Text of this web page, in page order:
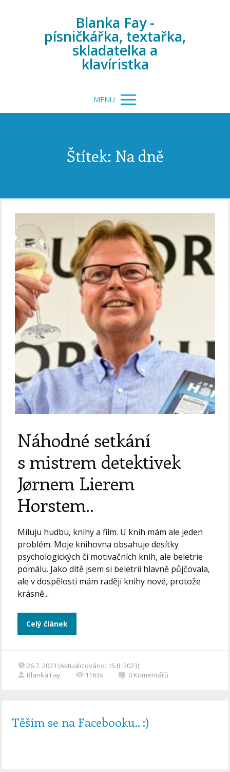
Blanka Fay -
písničkářka, textařka,
skladatelka a
klavíristka
MENU
Štítek: Na dně
Náhodné setkání
s mistrem detektivek
Jørnem Lierem
Horstem..
Miluju hudbu, knihy a film. U knih mám ale jeden
problém. Moje knihovna obsahuje desítky
psychologických či motivačních knih, ale beletrie
pomálu. Jako dítě jsem si beletrii hlavně půjčovala,
ale v dospělosti mám raději knihy nové, protože
krásně...
Celý článek
26.7. 2023 (Aktualizováno: 15.8. 2023)
Blanka Fay
1163x 0 Komentářů
Těším se na Facebooku.. :)